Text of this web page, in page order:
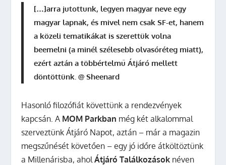
[…]arra jutottunk, legyen magyar neve egy
magyar lapnak, és mivel nem csak SF-et, hanem
a közeli tematikákat is szerettük volna
beemelni (a minél szélesebb olvasóréteg miatt),
ezért aztán a többértelmű Átjáró mellett
döntöttünk. @ Sheenard
Hasonló filozófiát követtünk a rendezvények
kapcsán. A MOM Parkban még két alkalommal
szerveztünk Átjáró Napot, aztán – már a magazin
megszűnését követően – egy jó időre átköltöztünk
a Millenárisba, aholÁtjáró Találkozások néven